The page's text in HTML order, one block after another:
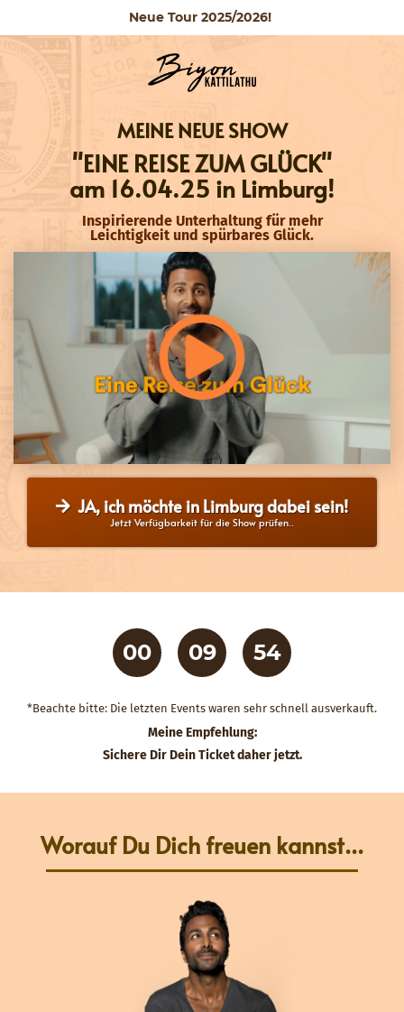
Neue Tour 2025/2026!
MEINE NEUE SHOW
"EINE REISE ZUM GLÜCK"
am 16.04.25 in Limburg!
Inspirierende Unterhaltung für mehr
Leichtigkeit und spürbares Glück.
JA, ich möchte in Limburg dabei sein!
Jetzt Verfügbarkeit für die Show prüfen..
00 09 53
*Beachte bitte: Die letzten Events waren sehr schnell ausverkauft.
Meine Empfehlung:
Sichere Dir Dein Ticket daher jetzt.
Worauf Du Dich freuen kannst...